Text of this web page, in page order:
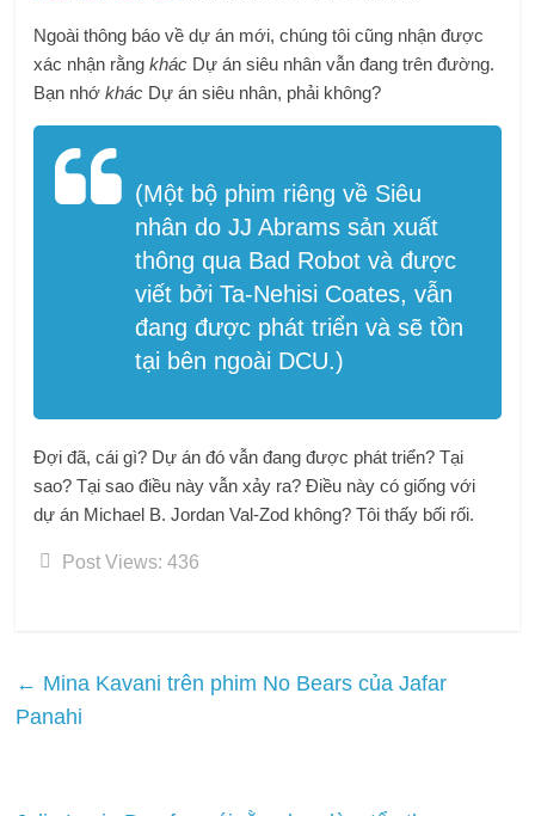
Ngoài thông báo về dự án mới, chúng tôi cũng nhận được
xác nhận rằngkhác Dự án siêu nhân vẫn đang trên đường.
Bạn nhớkhác Dự án siêu nhân, phải không?
(Một bộ phim riêng về Siêu
nhân do JJ Abrams sản xuất
thông qua Bad Robot và được
viết bởi Ta-Nehisi Coates, vẫn
đang được phát triển và sẽ tồn
tại bên ngoài DCU.)
Đợi đã, cái gì? Dự án đó vẫn đang được phát triển? Tại
sao? Tại sao điều này vẫn xảy ra? Điều này có giống với
dự án Michael B. Jordan Val-Zod không? Tôi thấy bối rối.
Post Views: 436
← Mina Kavani trên phim No Bears của Jafar
Panahi